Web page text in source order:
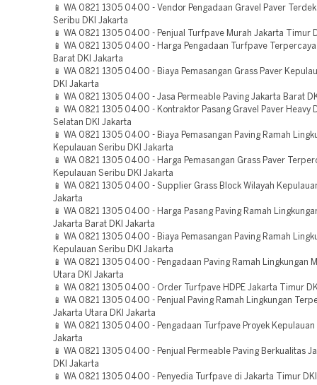
📱 WA 0821 1305 0400 - Vendor Pengadaan Gravel Paver
Seribu DKI Jakarta
📱 WA 0821 1305 0400 - Penjual Turfpave Murah Jakarta Timur
📱 WA 0821 1305 0400 - Harga Pengadaan Turfpave
Barat DKI Jakarta
📱 WA 0821 1305 0400 - Biaya Pemasangan Grass Paver
DKI Jakarta
📱 WA 0821 1305 0400 - Jasa Permeable Paving Jakarta Barat
📱 WA 0821 1305 0400 - Kontraktor Pasang Gravel Paver Heavy
Selatan DKI Jakarta
📱 WA 0821 1305 0400 - Biaya Pemasangan Paving Ramah
Kepulauan Seribu DKI Jakarta
📱 WA 0821 1305 0400 - Harga Pemasangan Grass Paver
Kepulauan Seribu DKI Jakarta
📱 WA 0821 1305 0400 - Supplier Grass Block Wilayah
Jakarta
📱 WA 0821 1305 0400 - Harga Pasang Paving Ramah
Jakarta Barat DKI Jakarta
📱 WA 0821 1305 0400 - Biaya Pemasangan Paving Ramah
Kepulauan Seribu DKI Jakarta
📱 WA 0821 1305 0400 - Pengadaan Paving Ramah Lingkungan
Utara DKI Jakarta
📱 WA 0821 1305 0400 - Order Turfpave HDPE Jakarta Timur
📱 WA 0821 1305 0400 - Penjual Paving Ramah Lingkungan
Jakarta Utara DKI Jakarta
📱 WA 0821 1305 0400 - Pengadaan Turfpave Proyek Kepulauan
Jakarta
📱 WA 0821 1305 0400 - Penjual Permeable Paving Berkualitas
DKI Jakarta
📱 WA 0821 1305 0400 - Penyedia Turfpave di Jakarta Timur